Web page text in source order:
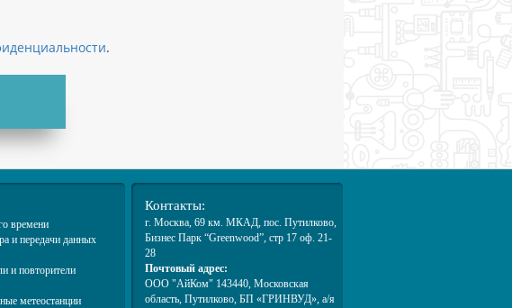
.
времени
и передачи данных
и повторители
метеостанции
Контакты:
г. Москва, 69 км. МКАД, пос. Путилково,
Бизнес Парк “Greenwood”, стр 17 оф. 21-
28
Почтовый адрес:
ООО "АйКом" 143440, Московская
область, Путилково, БП «ГРИНВУД», а/я